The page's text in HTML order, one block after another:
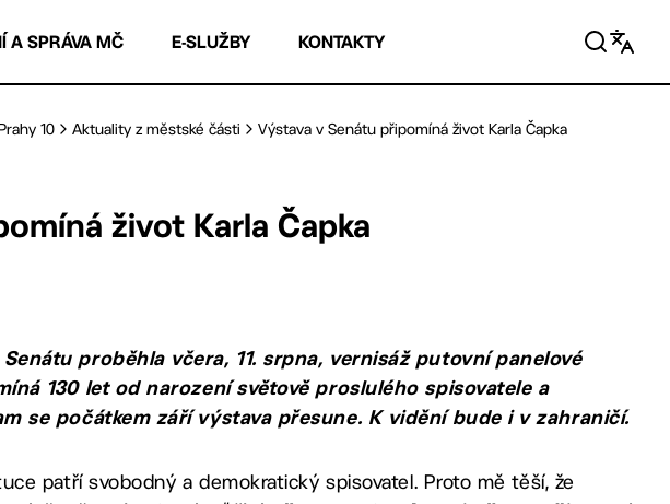
A SPRÁVA MČ E-SLUŽBY KONTAKTY
10 Aktuality z městské části Výstava v Senátu připomíná život Karla Čapka
život Karla Čapka
proběhla včera, 11. srpna, vernisáž putovní panelové
130 let od narození světově proslulého spisovatele a
se počátkem září výstava přesune. K vidění bude i v zahraničí.
patří svobodný a demokratický spisovatel. Proto mě těší, že